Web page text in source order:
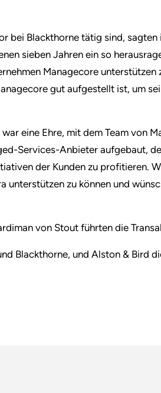
bei Blackthorne tätig sind, sagten
sieben Jahren ein so
Managecore unterstützen
gut aufgestellt ist, um
eine Ehre, mit dem Team von
Services-Anbieter aufgebaut,
der Kunden zu profitieren.
unterstützen zu können und
von Stout führten die
Blackthorne, und Alston & Bird